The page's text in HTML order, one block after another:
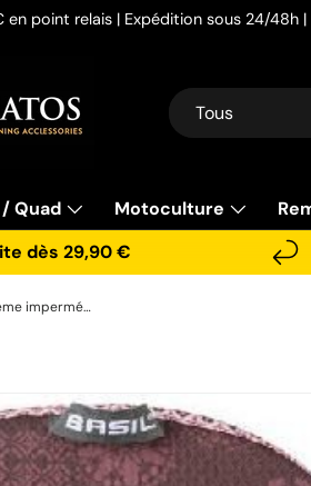
point relais | Expédition sous 24/48h |
Recherche
Type de produit
Tous
Quad Motoculture
dès 29,90 €
Couvre selle vélo Basil Boheme imperméable rouge figue 28x23cm Neuf